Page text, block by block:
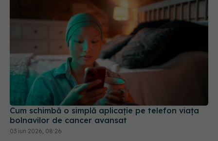
Cum schimbă o simplă aplicație pe telefon viața
bolnavilor de cancer avansat
03 iun 2026, 08:26